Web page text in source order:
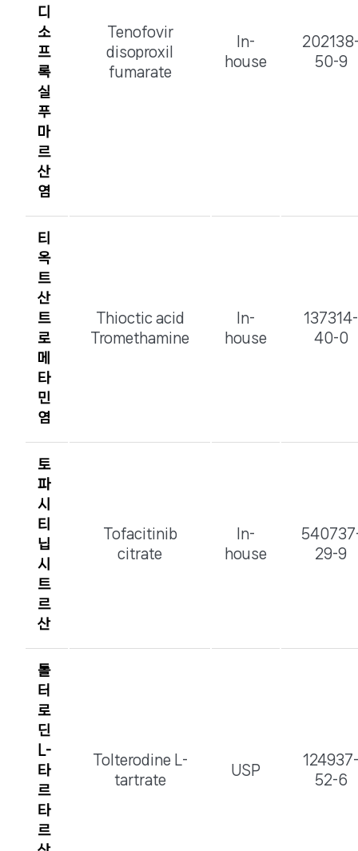
디
소
프
록
실
푸
마
르
산
염
Tenofovir
disoproxil
fumarate
In-
house
50-9
티
옥
트
산
트
로
메
타
민
염
Thioctic acid
Tromethamine
In-
house
137314-
40-0
토
파
시
티
닙
시
트
르
산
Tofacitinib
citrate
In-
house
29-9
톨
터
로
딘
L-
타
르
타
르
Tolterodine L-
tartrate
USP
124937-
52-6